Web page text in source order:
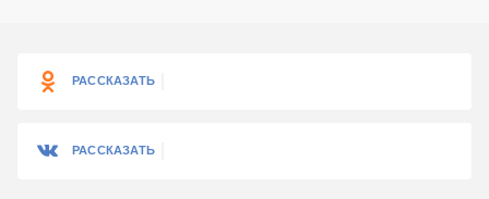
РАССКАЗАТЬ
РАССКАЗАТЬ